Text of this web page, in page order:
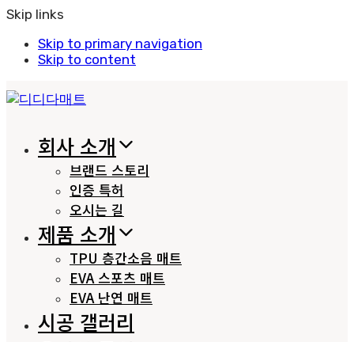
Skip links
Skip to primary navigation
Skip to content
회사 소개
브랜드 스토리
인증 특허
오시는 길
제품 소개
TPU 층간소음 매트
EVA 스포츠 매트
EVA 난연 매트
시공 갤러리